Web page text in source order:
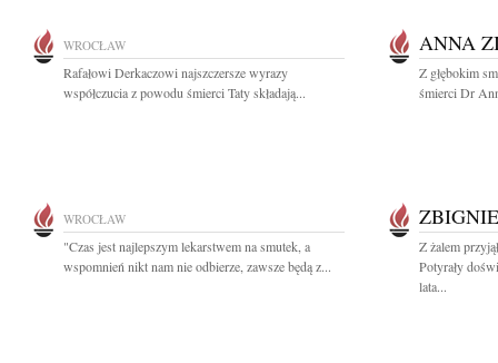
WROCŁAW
Rafałowi Derkaczowi najszczersze wyrazy
współczucia z powodu śmierci Taty składają...
ANNA
Z głębokim
śmierci Dr
WROCŁAW
"Czas jest najlepszym lekarstwem na smutek, a
wspomnień nikt nam nie odbierze, zawsze będą z...
Z żalem
Potyrały
lata...